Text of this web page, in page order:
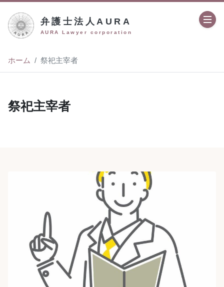
弁護士法人AURA
AURA Lawyer corporation
ホーム 祭祀主宰者
祭祀主宰者